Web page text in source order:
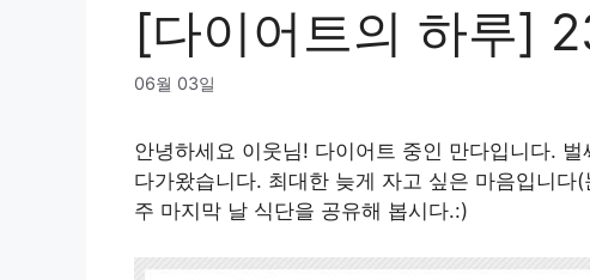
[다이어트의 하루]
06월 03일
안녕하세요 이웃님! 다이어트 중인 만다입니다.
다가왔습니다. 최대한 늦게 자고 싶은 마음입니
주 마지막 날 식단을 공유해 봅시다.:)